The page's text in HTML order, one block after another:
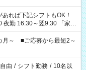
16:30～翌9:30 「家族
夕飯の準備がしたい」
ご希望を教えてください
計で週40時間を超える場
月～ ■ご応募から最短2～
由 / シフト勤務 / 10名以